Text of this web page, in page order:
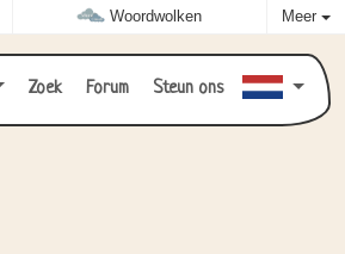
Woordwolken Meer
Zoek Forum Steun ons